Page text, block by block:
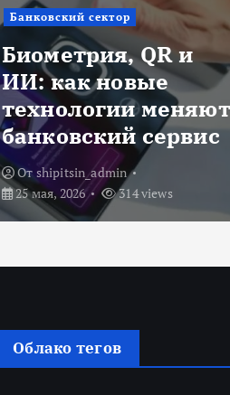
Депозиты в 2026
году: как сохранить
деньги, когда
ставки постепенно
падают
От shipitsin_admin
19 мая, 2026
308 views
Облако тегов